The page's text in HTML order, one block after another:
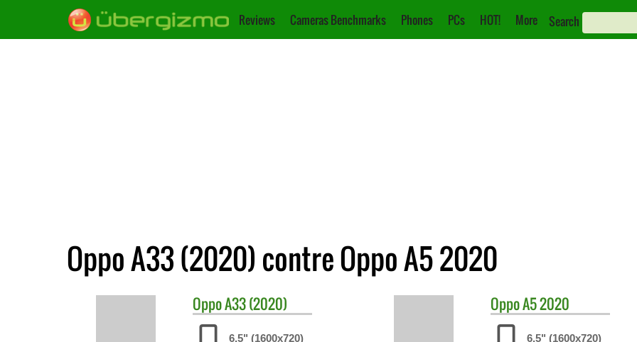
Reviews Cameras Benchmarks Phones PCs HOT! More Search
Oppo A33 (2020) contre Oppo A5 2020
OppoA33 (2020)
6.5" (1600x720)
OppoA5 2020
6.5" (1600x720)